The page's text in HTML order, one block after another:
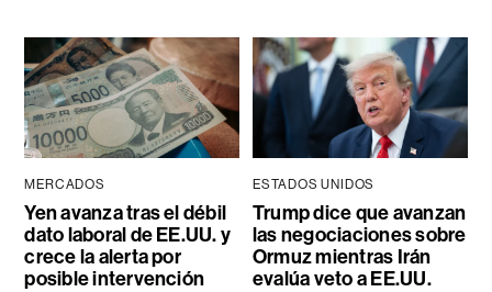
MERCADOS
Yen avanza tras el débil
dato laboral de EE.UU. y
crece la alerta por
posible intervención
ESTADOS UNIDOS
Trump dice que avanzan
las negociaciones sobre
Ormuz mientras Irán
evalúa veto a EE.UU.